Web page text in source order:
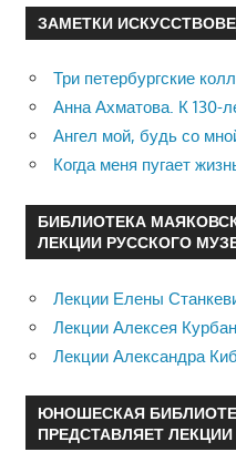
ЗАМЕТКИ
Три петербургские
Анна Ахматова. К 130-
Ангел мой, будь со
Когда меня пугает
БИБЛИОТЕКА
ЛЕКЦИИ РУССКОГО
Лекции Елены
Лекции Алексея
Лекции Александра
ЮНОШЕСКАЯ
ПРЕДСТАВЛЯЕТ